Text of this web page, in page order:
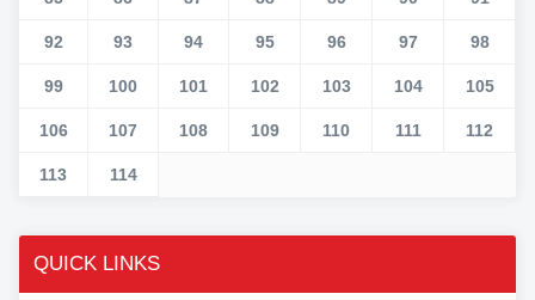
92 93 94 95 96 97 98
99 100 101 102 103 104 105
106 107 108 109 110 111 112
113 114
QUICK LINKS